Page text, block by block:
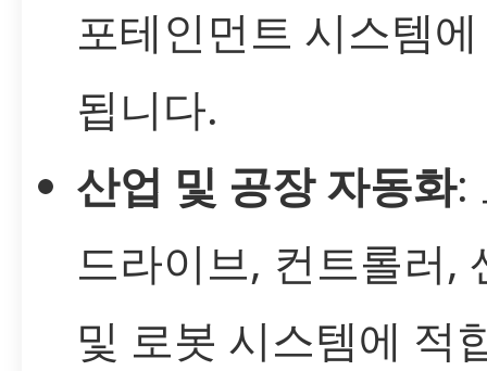
포테인먼트 시스템
됩니다.
산업 및 공장 자동화:
드라이브, 컨트롤러,
및 로봇 시스템에 적